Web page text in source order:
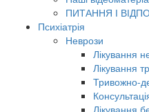
ПИТАННЯ І
Психіатрія
Неврози
Лікування
Лікування
Тривожно-